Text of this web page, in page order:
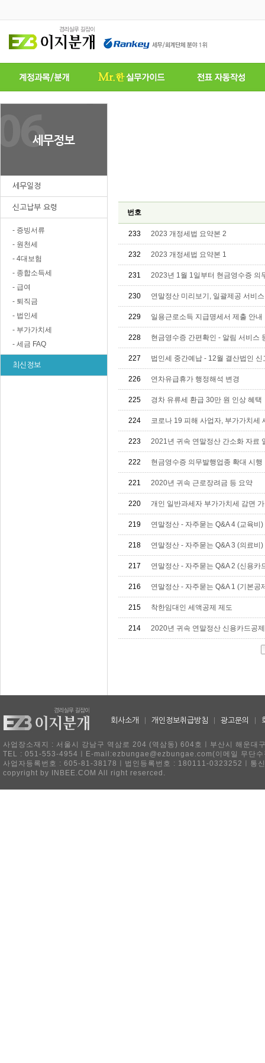
세무일정
신고납부 요령
- 증빙서류
- 원천세
- 4대보험
- 종합소득세
- 급여
- 퇴직금
- 법인세
- 부가가치세
- 세금 FAQ
최신정보
번호
233 2023 개정세법 요약본 2
232 2023 개정세법 요약본 1
231 2023년 1월 1일부터 현금영수증 의
230 연말정산 미리보기, 일괄제공 서비
229 일용근로소득 지급명세서 제출 안내
228 현금영수증 간편확인 - 알림 서비스
227 법인세 중간예납 - 12월 결산법인
226 연차유급휴가 행정해석 변경
225 경차 유류세 환급 30만 원 인상 혜택
224 코로나 19 피해 사업자, 부가가치세
223 2021년 귀속 연말정산 간소화 자료
222 현금영수증 의무발행업종 확대 시행
221 2020년 귀속 근로장려금 등 요약
220 개인 일반과세자 부가가치세 감면
219 연말정산 - 자주묻는 Q&A 4 (교육비)
218 연말정산 - 자주묻는 Q&A 3 (의료비)
217 연말정산 - 자주묻는 Q&A 2 (신용카
216 연말정산 - 자주묻는 Q&A 1 (기본공
215 착한임대인 세액공제 제도
214 2020년 귀속 연말정산 신용카드공
회사소개 개인정보취급방침 광고문의
사업장소재지 : 서울시 강남구 역삼로 204 (역삼동) 604호ㅣ부산시 해운
TEL : 051-553-4954ㅣE-mail:ezbungae@ezbungae.com(이메일 무단수
사업자등록번호 : 605-81-38178ㅣ법인등록번호 : 180111-0323252ㅣ통
copyright by INBEE.COM All right reserced.